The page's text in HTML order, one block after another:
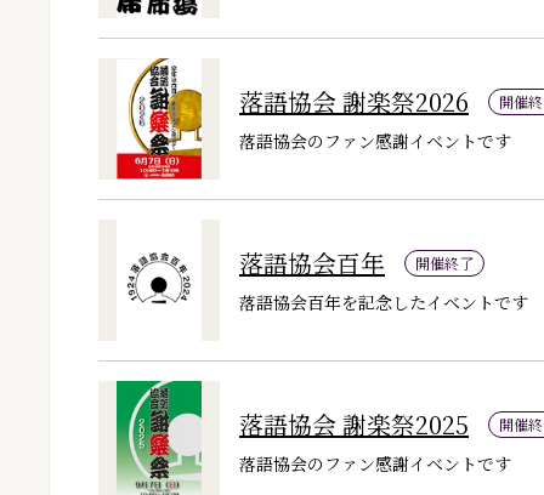
落語協会 謝楽祭2026 開催
落語協会のファン感謝イベントです
落語協会百年 開催終了
落語協会百年を記念したイベントです
落語協会 謝楽祭2025 開催
落語協会のファン感謝イベントです